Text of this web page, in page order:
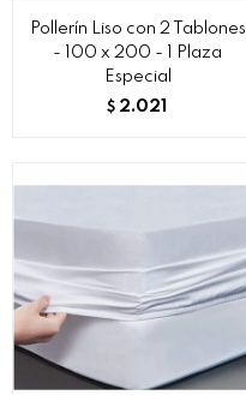
Pollerín Liso con 2 Tablones
- 100 x 200 - 1 Plaza
Especial
$ 2.021